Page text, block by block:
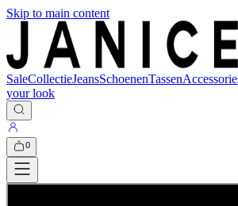
Skip to main content
SaleCollectieJeansSchoenenTassen
your look
0